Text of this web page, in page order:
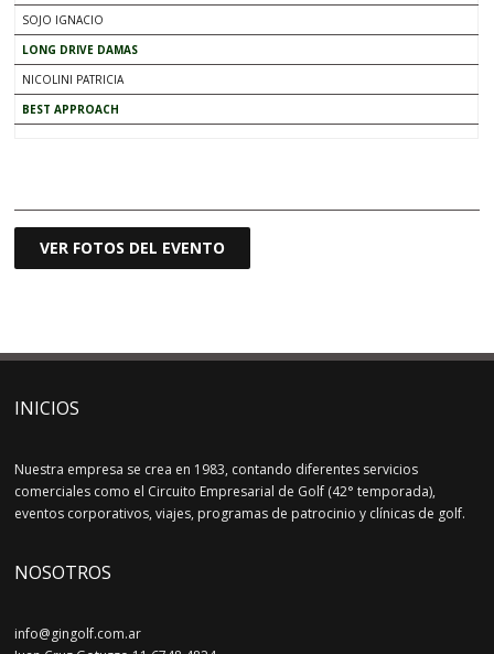
SOJO IGNACIO
LONG DRIVE DAMAS
NICOLINI PATRICIA
BEST APPROACH
VER FOTOS DEL EVENTO
INICIOS
Nuestra empresa se crea en 1983, contando diferentes servicios
comerciales como el Circuito Empresarial de Golf (42° temporada),
eventos corporativos, viajes, programas de patrocinio y clínicas de golf.
NOSOTROS
info@gingolf.com.ar